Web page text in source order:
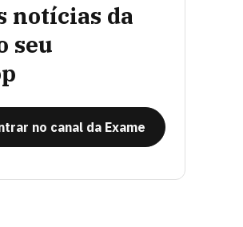
notícias da
seu
no canal da Exame